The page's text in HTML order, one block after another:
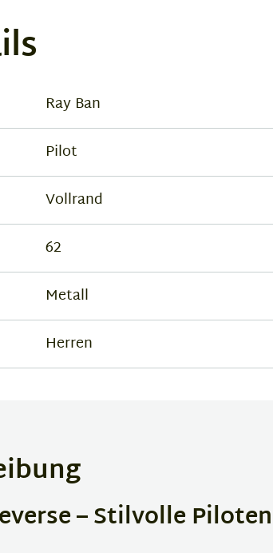
Ray Ban
Pilot
Vollrand
62
Metall
Herren
– Stilvolle